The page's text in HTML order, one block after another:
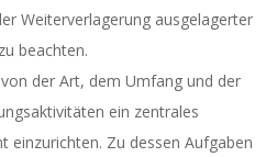
Weiterverlagerung ausgelagerter
beachten.
der Art, dem Umfang und der
ein zentrales
einzurichten. Zu dessen Aufgaben